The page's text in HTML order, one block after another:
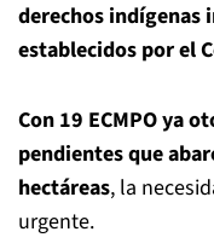
derechos indígenas
establecidos por el
Con 19 ECMPO ya
pendientes que
hectáreas, la
urgente.